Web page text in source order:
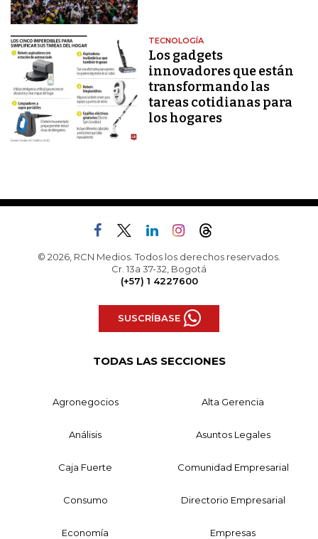
TECNOLOGÍA
Los gadgets
innovadores que están
transformando las
tareas cotidianas para
los hogares
© 2026, RCN Medios. Todos los derechos reservados.
Cr. 13a 37-32, Bogotá
(+57) 1 4227600
SUSCRÍBASE
TODAS LAS SECCIONES
Agronegocios Alta Gerencia
Análisis Asuntos Legales
Caja Fuerte Comunidad Empresarial
Consumo Directorio Empresarial
Economía Empresas